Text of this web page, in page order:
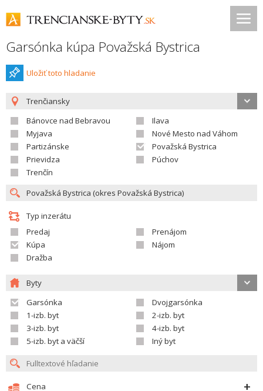
Garsónka kúpa Považská Bystrica
Uložiť toto hladanie
Trenčiansky
Bánovce nad Bebravou
Ilava
Myjava
Nové Mesto nad Váhom
Partizánske
Považská Bystrica
Prievidza
Púchov
Trenčín
Typ inzerátu
Predaj
Prenájom
Kúpa
Nájom
Dražba
Byty
Garsónka
Dvojgarsónka
1-izb. byt
2-izb. byt
3-izb. byt
4-izb. byt
5-izb. byt a väčší
Iný byt
Cena